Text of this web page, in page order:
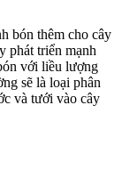
bón thêm cho cây
phát triển mạnh
với liều lượng
sẽ là loại phân
và tưới vào cây